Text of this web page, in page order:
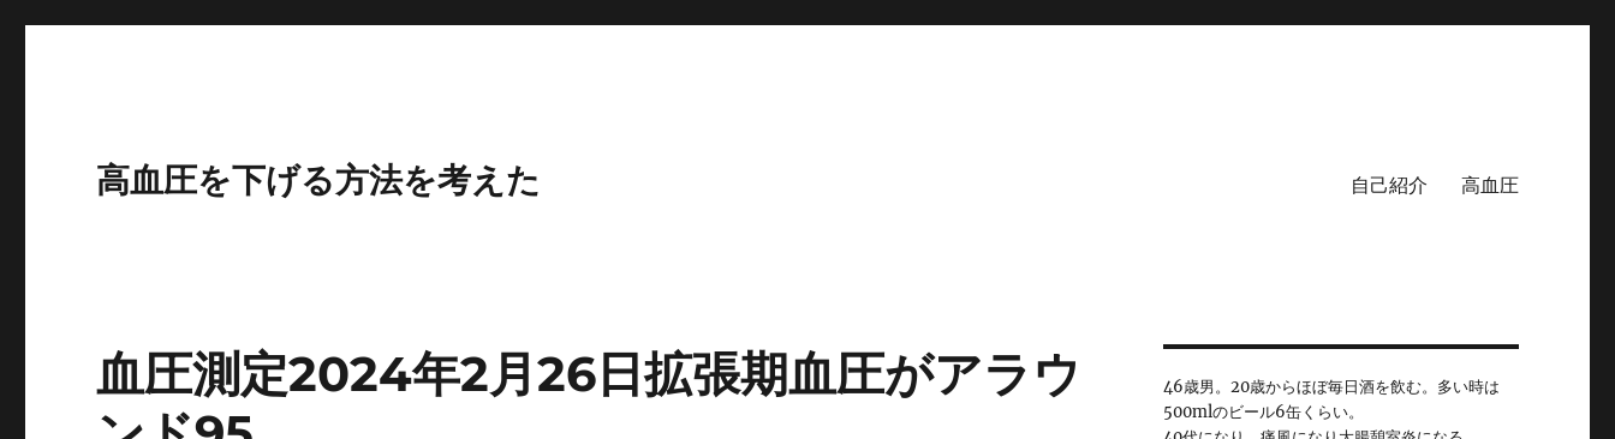
高血圧を下げる方法を考えた 自己紹介 高血圧
血圧測定2024年2月26日拡張期血圧がアラウ
46歳男。20歳からほぼ毎日酒を飲む。多い時は
500mlのビール6缶くらい。